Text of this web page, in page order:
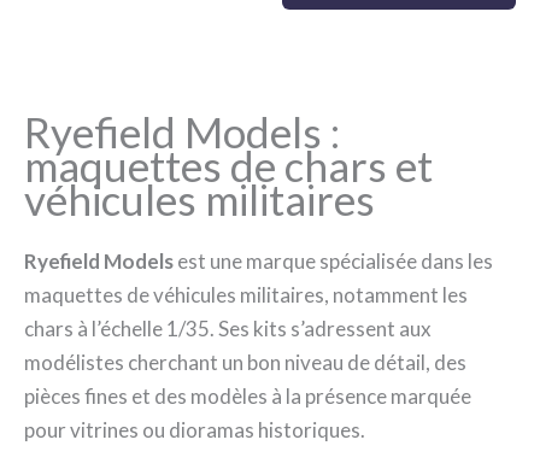
Ryefield Models :
maquettes de chars et
véhicules militaires
Ryefield Modelsest une marque spécialisée dans les
maquettes de véhicules militaires, notamment les
chars à l’échelle 1/35. Ses kits s’adressent aux
modélistes cherchant un bon niveau de détail, des
pièces fines et des modèles à la présence marquée
pour vitrines ou dioramas historiques.